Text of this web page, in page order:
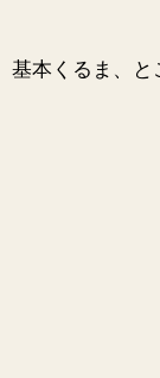
基本くるま、と